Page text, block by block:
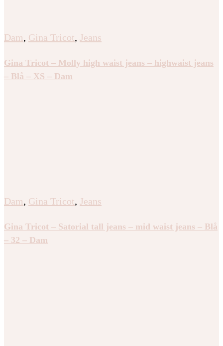
Dam, Gina Tricot, Jeans
Gina Tricot – Molly high waist jeans – highwaist jeans
– Blå – XS – Dam
Dam, Gina Tricot, Jeans
Gina Tricot – Satorial tall jeans – mid waist jeans – Blå
– 32 – Dam